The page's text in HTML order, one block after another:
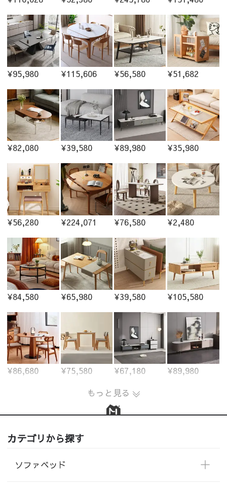
¥95,980 ¥115,606 ¥56,580 ¥51,682
¥82,080 ¥39,580 ¥89,980 ¥35,980
¥56,280 ¥224,071 ¥76,580 ¥2,480
¥84,580 ¥65,980 ¥39,580 ¥105,580
¥86,680 ¥75,580 ¥67,180
¥89,980
もっと見る
カテゴリから探す
ソファベッド